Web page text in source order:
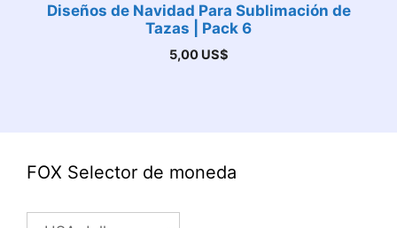
Diseños de Navidad Para Sublimación de
Tazas | Pack 6
5,00 US$
FOX Selector de moneda